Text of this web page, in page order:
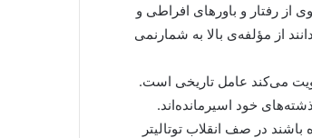
رفتار و باورهای افراطی و
از مؤلفه‌ی بالا به شمارنمی
می‌کند عامل تاریخی است.
خود اسیرمانده‌اند.
در صف انقلاب توتالیتر